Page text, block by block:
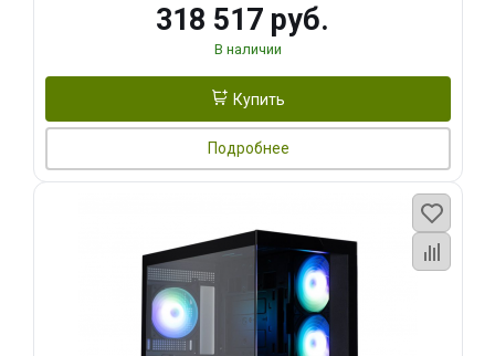
318 517 руб.
В наличии
Купить
Подробнее